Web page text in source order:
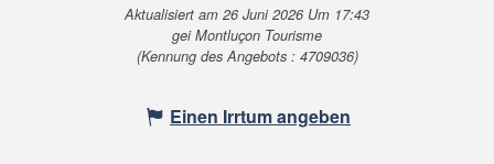
Aktualisiert am 26 Juni 2026 Um 17:43
gei Montluçon Tourisme
(Kennung des Angebots : 4709036)
Einen Irrtum angeben